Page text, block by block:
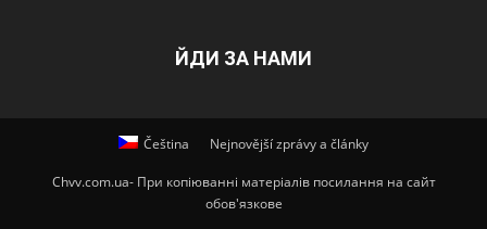
ЙДИ ЗА НАМИ
Čeština Nejnovější zprávy a články
Chvv.com.ua- При копіюванні матеріалів посилання на сайт
обов'язкове